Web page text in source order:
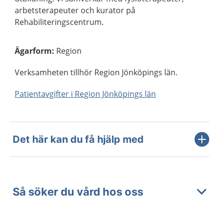
arbetsterapeuter och kurator på
Rehabiliteringscentrum.
Ägarform: Region
Verksamheten tillhör Region Jönköpings län.
Patientavgifter i Region Jönköpings län
Det här kan du få hjälp med
Så söker du vård hos oss